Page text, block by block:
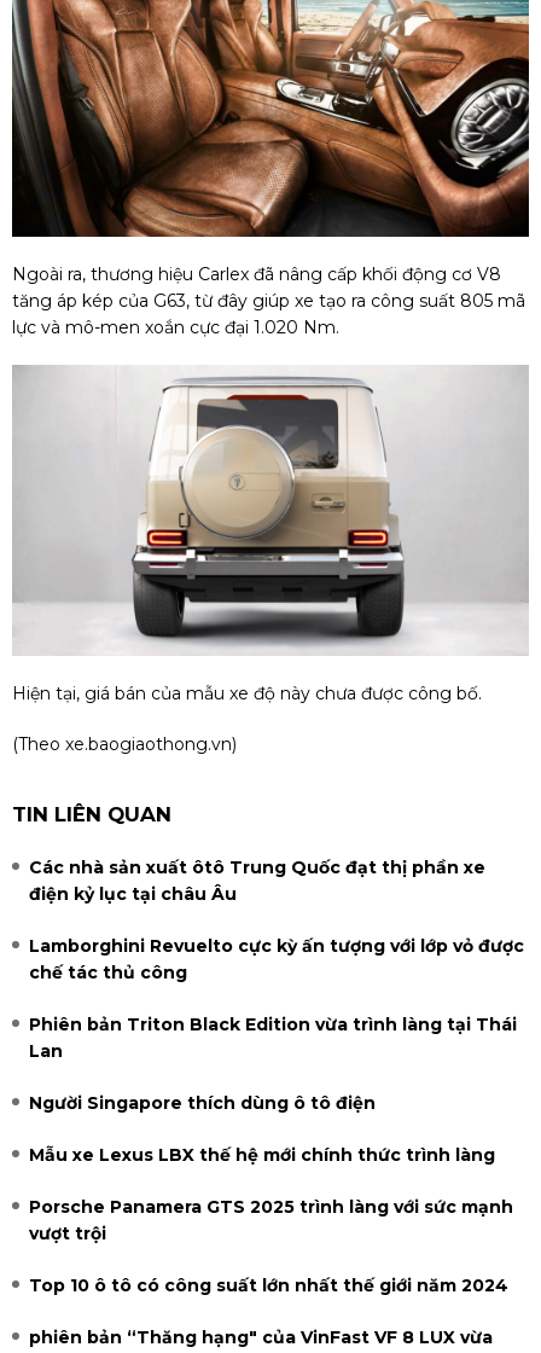
Ngoài ra, thương hiệu Carlex đã nâng cấp khối động cơ V8
tăng áp kép của G63, từ đây giúp xe tạo ra công suất 805 mã
lực và mô-men xoắn cực đại 1.020 Nm.
Hiện tại, giá bán của mẫu xe độ này chưa được công bố.
(Theo xe.baogiaothong.vn)
TIN LIÊN QUAN
Các nhà sản xuất ôtô Trung Quốc đạt thị phần xe
điện kỷ lục tại châu Âu
Lamborghini Revuelto cực kỳ ấn tượng với lớp vỏ được
chế tác thủ công
Phiên bản Triton Black Edition vừa trình làng tại Thái
Lan
Người Singapore thích dùng ô tô điện
Mẫu xe Lexus LBX thế hệ mới chính thức trình làng
Porsche Panamera GTS 2025 trình làng với sức mạnh
vượt trội
Top 10 ô tô có công suất lớn nhất thế giới năm 2024
phiên bản “Thăng hạng" của VinFast VF 8 LUX vừa